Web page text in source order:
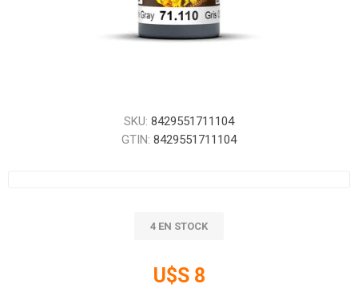
SKU: 8429551711104
GTIN: 8429551711104
4 EN STOCK
U$S 8